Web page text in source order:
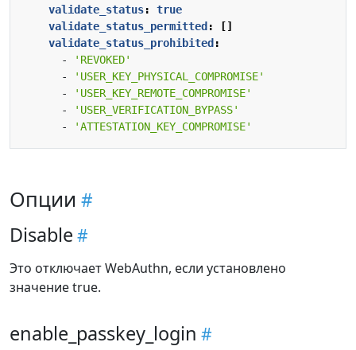
validate_status:
true
validate_status_permitted :
[]
validate_status_prohibited :
-
'REVOKED'
-
'USER_KEY_PHYSICAL_COMPROMISE'
-
'USER_KEY_REMOTE_COMPROMISE'
-
'USER_VERIFICATION_BYPASS'
-
'ATTESTATION_KEY_COMPROMISE'
Опции
Disable
Это отключает WebAuthn, если установлено
значение true.
enable_passkey_login